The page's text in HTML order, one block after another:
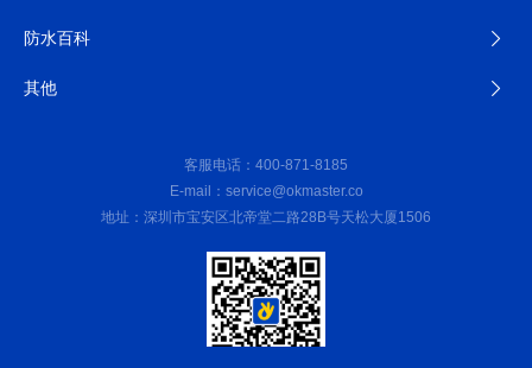
防水百科
其他
客服电话：400-871-8185
E-mail：service@okmaster.co
地址：深圳市宝安区北帝堂二路28B号天松大厦1506